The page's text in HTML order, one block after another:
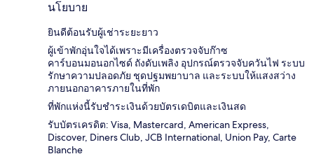
นโยบาย
ยินดีต้อนรับผู้เช่าระยะยาว
ผู้เข้าพักอุ่นใจได้เพราะมีเครื่องตรวจจับก๊าซ
คาร์บอนมอนอกไซด์ ถังดับเพลิง อุปกรณ์ตรวจจับควันไฟ ระบบ
รักษาความปลอดภัย ชุดปฐมพยาบาล และระบบให้แสงสว่าง
ภายนอกอาคารภายในที่พัก
ที่พักแห่งนี้รับชำระเงินด้วยบัตรเดบิตและเงินสด
รับบัตรเครดิต: Visa, Mastercard, American Express,
Discover, Diners Club, JCB International, Union Pay, Carte
Blanche